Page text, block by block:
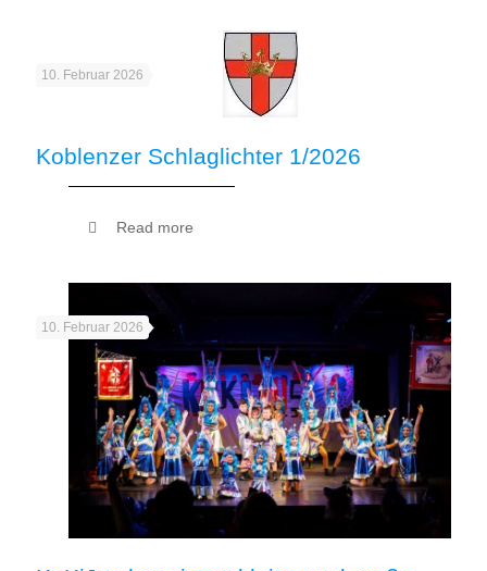
10. Februar 2026
Koblenzer Schlaglichter 1/2026
Read more
10. Februar 2026